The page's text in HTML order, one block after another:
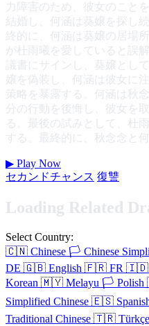
力障害のため、彼女のこと
結婚し、何涵は葵嬢を探し
終的に、何涵は葵嬢の居場
が杜雨曦を愛していると誤
議書にサインし、葵嬢とし
嬢を偽装し、何涵は彼女に
策略を暴露する。何涵は秋
分の行動を後悔し、彼女を
る。最後の試みとして、杜
する。最終的に、秋念念と
▶ Play Now
セカンドチャンス 復讐
Loading Related
Select Country:
🇨🇳 Chinese 🏳️ Chinese
DE 🇬🇧 English 🇫🇷 FR 🇮🇩
Korean 🇲🇾 Melayu 🏳️ Polish
Simplified Chinese 🇪🇸
Traditional Chinese 🇹🇷 Türkçe